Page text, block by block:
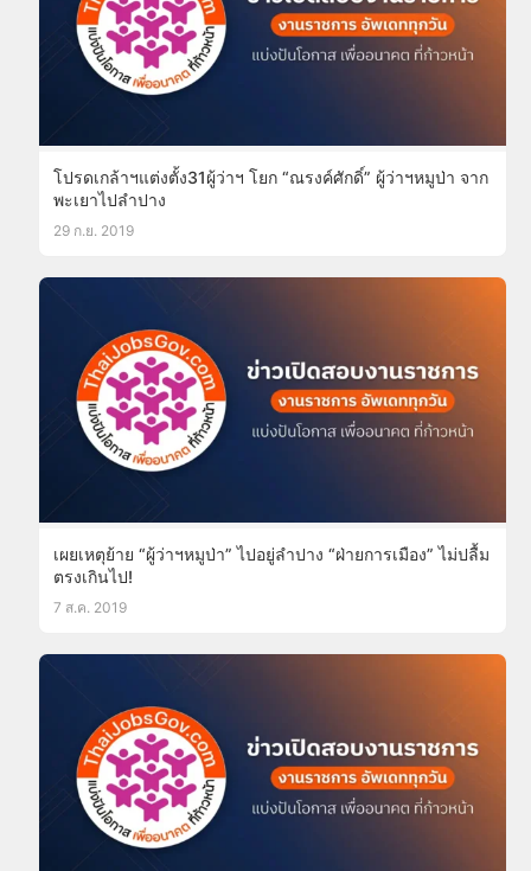
โปรดเกล้าฯแต่งตั้ง31ผู้ว่าฯ โยก “ณรงค์ศักดิ์” ผู้ว่าฯหมูป่า จาก
พะเยาไปลำปาง
29 ก.ย. 2019
เผยเหตุย้าย “ผู้ว่าฯหมูป่า” ไปอยู่ลำปาง “ฝ่ายการเมือง” ไม่ปลื้ม
ตรงเกินไป!
7 ส.ค. 2019